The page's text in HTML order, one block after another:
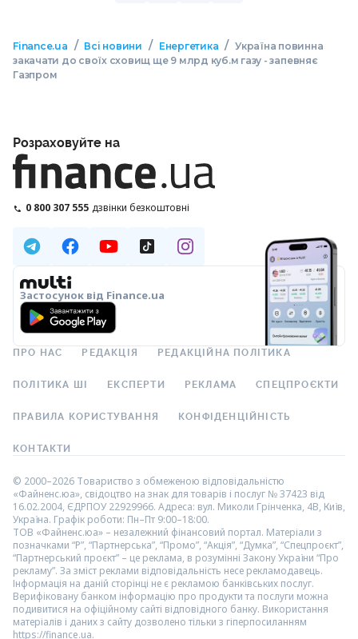
Finance.ua / Всі новини / Енергетика / Україна повинна
закачати до своїх сховищ ще 9 млрд куб.м газу - запевняє
Газпром
Розраховуйте на
0 800 307 555 дзвінки безкоштовні
Застосунок від Finance.ua
ПРО НАС РЕДАКЦІЯ РЕДАКЦІЙНА ПОЛІТИКА
ПОЛІТИКА ШІ ЕКСПЕРТИ РЕКЛАМА СПЕЦПРОЄКТИ
ПРАВИЛА КОРИСТУВАННЯ КОНФІДЕНЦІЙНІСТЬ
КОНТАКТИ
© 2000–2026 Товариство з обмеженою відповідальністю
«Файненс.юа», свідоцтво на знак для товарів і послуг № 37423 від
16.02.2004, ЄДРПОУ 22929966. Адреса: вул. Миколи Грінченка, 4В, Київ,
Україна. Графік роботи: Пн–Пт 9:00–18:00.
ТОВ «Файненс.юа» – незалежний фінансовий портал. Матеріали з
позначками “Р”, “Партнерська”, “Промо”, “Акція”, “Думка”, “Спецпроєкт”,
“Партнерський проєкт” – це реклама, в розумінні Закону України “Про
рекламу”. За зміст реклами відповідальність несе рекламодавець.
Інформація на даній сторінці не є рекламою банківських послуг.
Верифіковану банком інформацію про продукти та послуги можна
подивитися на офіційному сайті відповідного банку. Використання
матеріалів і даних з сайту дозволено тільки з гіперпосиланням
https://finance.ua.